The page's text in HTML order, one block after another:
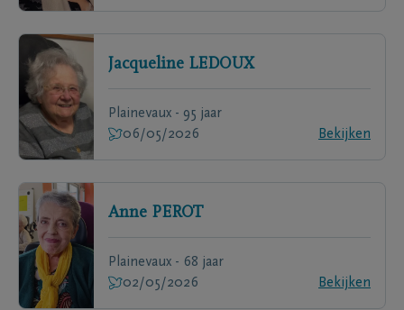
Jacqueline LEDOUX
Plainevaux - 95 jaar
06/05/2026
Bekijken
Anne PEROT
Plainevaux - 68 jaar
02/05/2026
Bekijken